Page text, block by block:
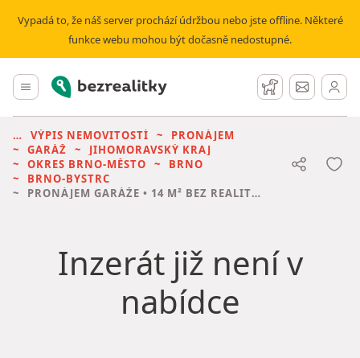
Vypadá to, že náš server prochází údržbou nebo jste offline. Některé
funkce webu mohou být dočasně nedostupné.
Hlavní menu
Bezrealitky Hlídací pes
Zprávy
VÝPIS NEMOVITOSTÍ
PRONÁJEM
GARÁŽ
JIHOMORAVSKÝ KRAJ
OKRES BRNO-MĚSTO
BRNO
BRNO-BYSTRC
PRONÁJEM GARÁŽE • 14 M² BEZ REALITKY
Inzerát již není v
nabídce